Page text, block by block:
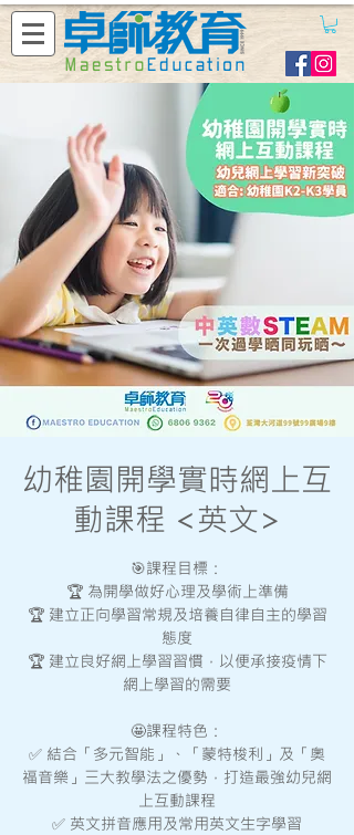
幼稚園開學實時網上互
動課程 <英文>
🎯課程目標：
🏆 為開學做好心理及學術上準備
🏆 建立正向學習常規及培養自律自主的學習
態度
🏆 建立良好網上學習習慣，以便承接疫情下
網上學習的需要
🤩課程特色：
✅ 結合「多元智能」、「蒙特梭利」及「奧
福音樂」三大教學法之優勢，打造最強幼兒網
上互動課程
✅ 英文拼音應用及常用英文生字學習